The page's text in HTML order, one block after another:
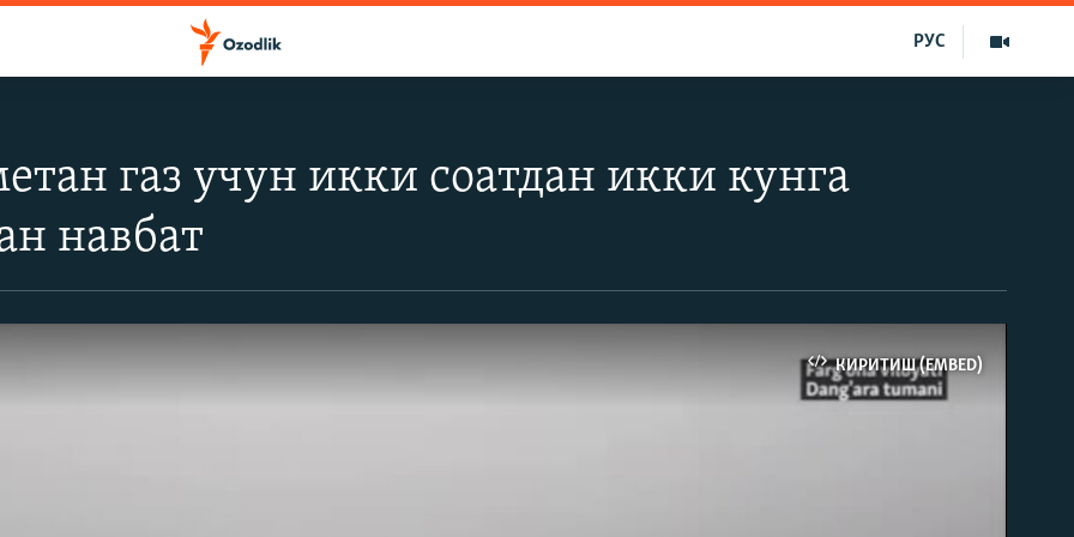
РУС
газ учун икки соатдан икки кунга
навбат
КИРИТИШ (EMBED)